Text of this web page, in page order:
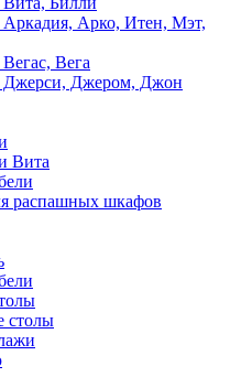
Арко, Итен, Мэт,
Вега
Джером, Джон
Вита
распашных шкафов
столы